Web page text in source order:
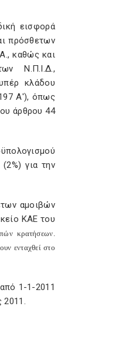
εισφορά
πρόσθετων
καθώς και
Ν.Π.Ι.Δ.,
κλάδου
Α'), όπως
άρθρου 44
για την
αμοιβών
ΚΑΕ του
κρατήσεων.
ενταχθεί στο
1-1-2011
2011.